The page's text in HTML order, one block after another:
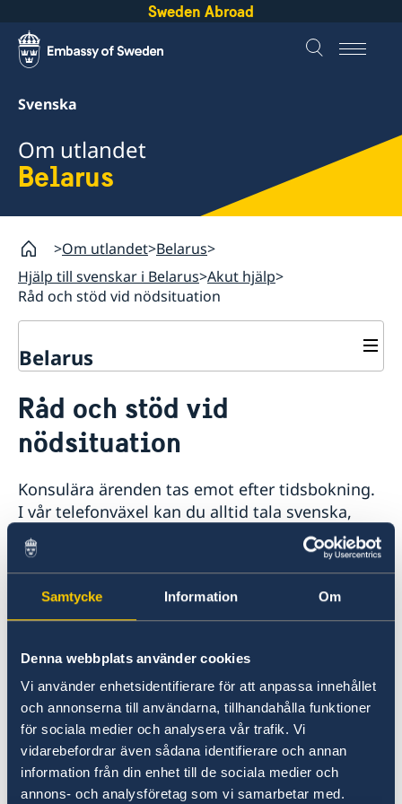
Samtycke Information Om
Denna webbplats använder cookies
Vi använder enhetsidentifierare för att anpassa innehållet
och annonserna till användarna, tillhandahålla funktioner
för sociala medier och analysera vår trafik. Vi
vidarebefordrar även sådana identifierare och annan
information från din enhet till de sociala medier och
annons- och analysföretag som vi samarbetar med.
Sweden Abroad
Svenska
Om utlandet
Belarus
Om utlandet Belarus
Hjälp till svenskar i Belarus Akut hjälp
Råd och stöd vid nödsituation
Belarus
Hjälp till svenskar i Belarus
Rösta i Belarus
Råd och stöd vid nödsituation
Pass i Belarus
Provisoriskt pass
Samordningsnummer
Hjälp kring medborgarskap
Apostille
Gifta sig i Belarus
Förnyelse av körkort i Belarus
Pensionsfrågor och levnadsintyg
Reseinformation
Ambassadens reseinformation
Aktuella händelser
Allmänna säkerhetsläget
Terrorism
Naturförhållanden och katastrofer
Råd och stöd vid
nödsituation
Konsulära ärenden tas emot efter tidsbokning.
I vår telefonväxel kan du alltid tala svenska,
belarusiska, ryska eller engelska.
Besöks- och telefontid: 10:00 - 13:00 mån-fre,
förutom helgdagar.
Vid akuta ärenden utanför kontorstid kan du
ringa UDs konsulära nödjour på: +46 8 405 50